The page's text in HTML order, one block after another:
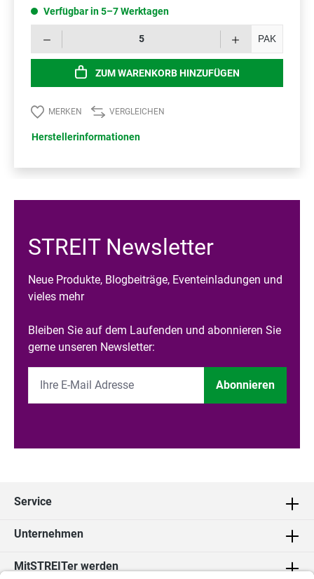
Verfügbar in 5–7 Werktagen
PAK
ZUM WARENKORB HINZUFÜGEN
MERKEN VERGLEICHEN
Herstellerinformationen
STREIT Newsletter
Neue Produkte, Blogbeiträge, Eventeinladungen und
vieles mehr
Bleiben Sie auf dem Laufenden und abonnieren Sie
gerne unseren Newsletter:
Abonnieren
Service
Unternehmen
MitSTREITer werden